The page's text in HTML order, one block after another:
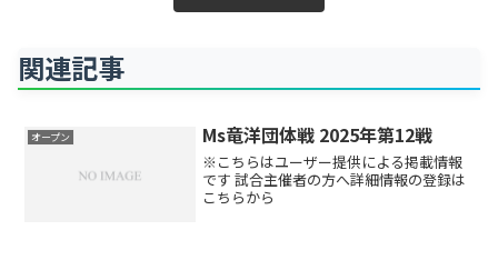
関連記事
オープン Ms竜洋団体戦 2025年第12戦
※こちらはユーザー提供による掲載情報
です 試合主催者の方へ詳細情報の登録は
こちらから